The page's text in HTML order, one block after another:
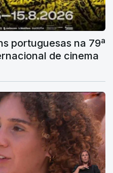
portuguesas na 79ª
de cinema